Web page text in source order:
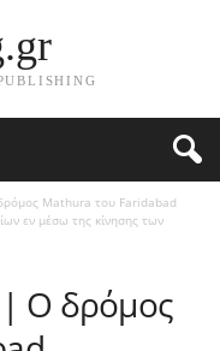
Mathura του Faridabad
εν μέσω της κίνησης των
| Ο δρόμος